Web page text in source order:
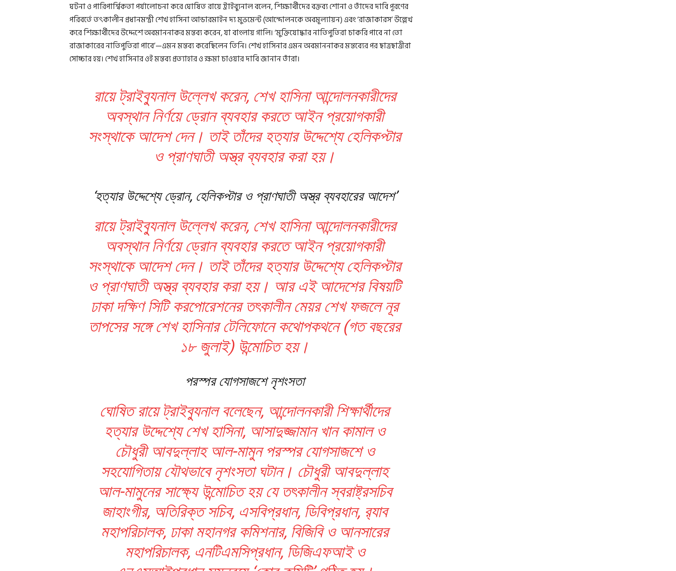
ঘটনা ও পারিপার্শ্বিকতা পর্যালোচনা করে ঘোষিত রায়ে ট্রাইব্যুনাল বলেন, শিক্ষার্থীদের বক্তব্য শোনা ও তাঁদের দাবি পূরণের
পরিবর্তে তৎকালীন প্রধানমন্ত্রী শেখ হাসিনা আন্ডারমাইন দ্য মুভমেন্ট (আন্দোলনকে অবমূল্যায়ন) এবং ‘রাজাকারস’ উল্লেখ
করে শিক্ষার্থীদের উদ্দেশে অবমাননাকর মন্তব্য করেন, যা বাংলায় গালি। ‘মুক্তিযোদ্ধার নাতিপুতিরা চাকরি পাবে না তো
রাজাকারের নাতিপুতিরা পাবে’—এমন মন্তব্য করেছিলেন তিনি। শেখ হাসিনার এমন অবমাননাকর মন্তব্যের পর ছাত্রছাত্রীরা
সোচ্চার হয়। শেখ হাসিনার ওই মন্তব্য প্রত্যাহার ও ক্ষমা চাওয়ার দাবি জানান তাঁরা।
রায়ে ট্রাইব্যুনাল উল্লেখ করেন, শেখ হাসিনা আন্দোলনকারীদের
অবস্থান নির্ণয়ে ড্রোন ব্যবহার করতে আইন প্রয়োগকারী
সংস্থাকে আদেশ দেন। তাই তাঁদের হত্যার উদ্দেশ্যে হেলিকপ্টার
ও প্রাণঘাতী অস্ত্র ব্যবহার করা হয়।
‘হত্যার উদ্দেশ্যে ড্রোন, হেলিকপ্টার ও প্রাণঘাতী অস্ত্র ব্যবহারের আদেশ’
রায়ে ট্রাইব্যুনাল উল্লেখ করেন, শেখ হাসিনা আন্দোলনকারীদের
অবস্থান নির্ণয়ে ড্রোন ব্যবহার করতে আইন প্রয়োগকারী
সংস্থাকে আদেশ দেন। তাই তাঁদের হত্যার উদ্দেশ্যে হেলিকপ্টার
ও প্রাণঘাতী অস্ত্র ব্যবহার করা হয়। আর এই আদেশের বিষয়টি
ঢাকা দক্ষিণ সিটি করপোরেশনের তৎকালীন মেয়র শেখ ফজলে নূর
তাপসের সঙ্গে শেখ হাসিনার টেলিফোনে কথোপকথনে (গত বছরের
১৮ জুলাই) উন্মোচিত হয়।
পরস্পর যোগসাজশে নৃশংসতা
ঘোষিত রায়ে ট্রাইব্যুনাল বলেছেন, আন্দোলনকারী শিক্ষার্থীদের
হত্যার উদ্দেশ্যে শেখ হাসিনা, আসাদুজ্জামান খান কামাল ও
চৌধুরী আবদুল্লাহ আল-মামুন পরস্পর যোগসাজশে ও
সহযোগিতায় যৌথভাবে নৃশংসতা ঘটান। চৌধুরী আবদুল্লাহ
আল-মামুনের সাক্ষ্যে উন্মোচিত হয় যে তৎকালীন স্বরাষ্ট্রসচিব
জাহাংগীর, অতিরিক্ত সচিব, এসবিপ্রধান, ডিবিপ্রধান, র‍্যাব
মহাপরিচালক, ঢাকা মহানগর কমিশনার, বিজিবি ও আনসারের
মহাপরিচালক, এনটিএমসিপ্রধান, ডিজিএফআই ও